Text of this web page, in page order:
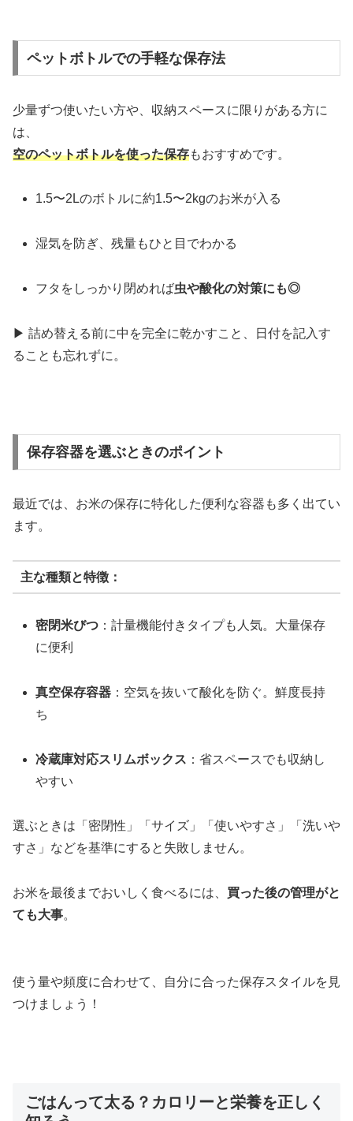
ペットボトルでの手軽な保存法
少量ずつ使いたい方や、収納スペースに限りがある方に
は、
空のペットボトルを使った保存もおすすめです。
1.5〜2Lのボトルに約1.5〜2kgのお米が入る
湿気を防ぎ、残量もひと目でわかる
フタをしっかり閉めれば虫や酸化の対策にも◎
▶︎ 詰め替える前に中を完全に乾かすこと、日付を記入す
ることも忘れずに。
保存容器を選ぶときのポイント
最近では、お米の保存に特化した便利な容器も多く出てい
ます。
主な種類と特徴：
密閉米びつ ：計量機能付きタイプも人気。大量保存
に便利
真空保存容器 ：空気を抜いて酸化を防ぐ。鮮度長持
ち
冷蔵庫対応スリムボックス ：省スペースでも収納し
やすい
選ぶときは「密閉性」「サイズ」「使いやすさ」「洗いや
すさ」などを基準にすると失敗しません。
お米を最後までおいしく食べるには、 買った後の管理がと
ても大事。
使う量や頻度に合わせて、自分に合った保存スタイルを見
つけましょう！
ごはんって太る？カロリーと栄養を正しく